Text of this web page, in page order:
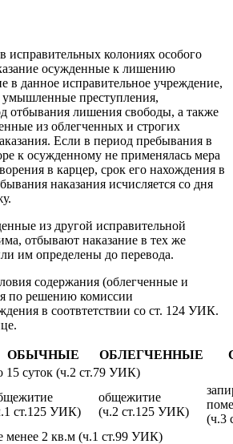
исправительных колониях особого
осужденные к лишению
в данное исправительное учреждение,
преступления,
отбывания лишения свободы, а также
из облегченных и строгих
Если в период пребывания в
к осужденному не применялась мера
в карцер, срок его нахождения в
наказания исчисляется со дня
из другой исправительной
отбывают наказание в тех же
им определены до перевода.
содержания (облегченные и
по решению комиссии
в соотвтетствии со ст. 124 УИК.
ОБЫЧНЫЕ ОБЛЕГЧЕННЫЕ
15 суток (ч.2 ст.79 УИК)
ст.125 УИК)
общежитие
(ч.2 ст.125 УИК)
(ч.3
менее 2 кв.м (ч.1 ст.99 УИК)